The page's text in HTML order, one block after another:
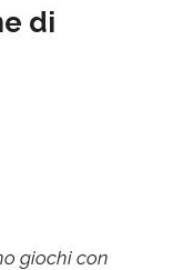
di
giochi con